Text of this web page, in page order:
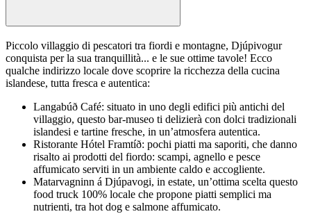
Piccolo villaggio di pescatori tra fiordi e montagne, Djúpivogur
conquista per la sua tranquillità... e le sue ottime tavole! Ecco
qualche indirizzo locale dove scoprire la ricchezza della cucina
islandese, tutta fresca e autentica:
Langabúð Café: situato in uno degli edifici più antichi del
villaggio, questo bar-museo ti delizierà con dolci tradizionali
islandesi e tartine fresche, in un’atmosfera autentica.
Ristorante Hótel Framtíð: pochi piatti ma saporiti, che danno
risalto ai prodotti del fiordo: scampi, agnello e pesce
affumicato serviti in un ambiente caldo e accogliente.
Matarvagninn á Djúpavogi, in estate, un’ottima scelta questo
food truck 100% locale che propone piatti semplici ma
nutrienti, tra hot dog e salmone affumicato.